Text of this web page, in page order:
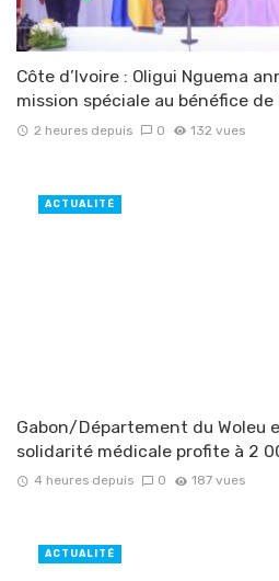
Côte d’Ivoire : Oligui Nguema
mission spéciale au bénéfice de
2 heures depuis 0 132 vues
Gabon/Département du Woleu
solidarité médicale profite à 2
4 heures depuis 0 187 vues
ACTUALITÉ
ACTUALITÉ